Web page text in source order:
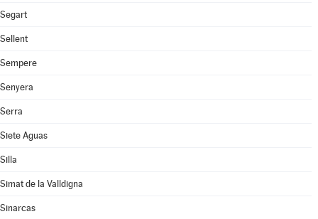
Segart
Sellent
Sempere
Senyera
Serra
Siete Aguas
Silla
Simat de la Valldigna
Sinarcas